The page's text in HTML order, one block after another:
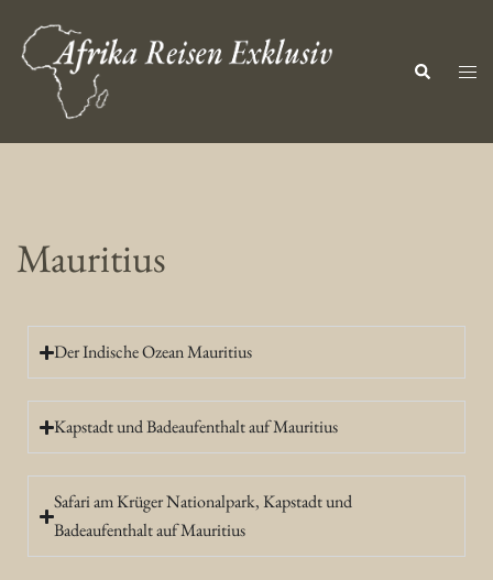
Mauritius
Der Indische Ozean Mauritius
Kapstadt und Badeaufenthalt auf Mauritius
Safari am Krüger Nationalpark, Kapstadt und
Badeaufenthalt auf Mauritius